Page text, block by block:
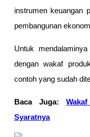
instrumen keuangan
pembangunan
Untuk
dengan wakaf
contoh yang sudah
Baca Juga:
Syaratnya